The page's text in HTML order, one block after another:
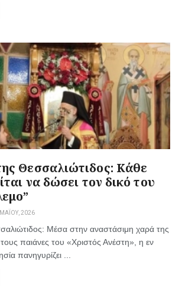
Θεσσαλιώτιδος: Κάθε
να δώσει τον δικό του
2026
Μέσα στην αναστάσιμη χαρά της
παιάνες του «Χριστός Ανέστη», η εν
πανηγυρίζει ...